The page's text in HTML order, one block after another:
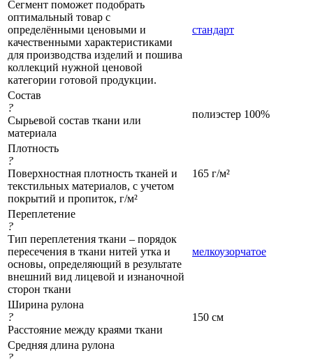
Сегмент поможет подобрать
оптимальный товар с
определёнными ценовыми и
качественными характеристиками
для производства изделий и пошива
коллекций нужной ценовой
категории готовой продукции.
стандарт
Состав
?
Сырьевой состав ткани или
материала
полиэстер 100%
Плотность
?
Поверхностная плотность тканей и
текстильных материалов, с учетом
покрытий и пропиток, г/м²
165 г/м²
Переплетение
?
Тип переплетения ткани – порядок
пересечения в ткани нитей утка и
основы, определяющий в результате
внешний вид лицевой и изнаночной
сторон ткани
мелкоузорчатое
Ширина рулона
?
Расстояние между краями ткани
150 см
Средняя длина рулона
?